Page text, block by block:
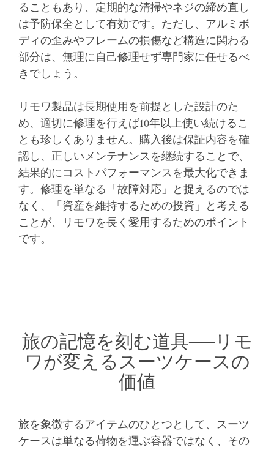
ることもあり、定期的な清掃やネジの締め直し
は予防保全として有効です。ただし、アルミボ
ディの歪みやフレームの損傷など構造に関わる
部分は、無理に自己修理せず専門家に任せるべ
きでしょう。
リモワ製品は長期使用を前提とした設計のた
め、適切に修理を行えば10年以上使い続けるこ
とも珍しくありません。購入後は保証内容を確
認し、正しいメンテナンスを継続することで、
結果的にコストパフォーマンスを最大化できま
す。修理を単なる「故障対応」と捉えるのでは
なく、「資産を維持するための投資」と考える
ことが、リモワを長く愛用するためのポイント
です。
旅の記憶を刻む道具──リモ
ワが変えるスーツケースの
価値
旅を象徴するアイテムのひとつとして、スーツ
ケースは単なる荷物を運ぶ容器ではなく、その